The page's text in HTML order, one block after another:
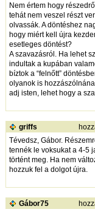
Nem értem hogy
tehát nem veszel részt
olvassák. A döntéshez
hogy miért kell újra
esetleges döntést?
A szavazásról. Ha lehet
indultak a kupában
bíztok a “felnőtt”
olyanok is
adj isten, lehet hogy a
griffs
Tévedsz, Gábor.
tennék le voksukat a 4-5
történt meg. Ha nem
hozzuk fel a dolgot újra.
Gábor75